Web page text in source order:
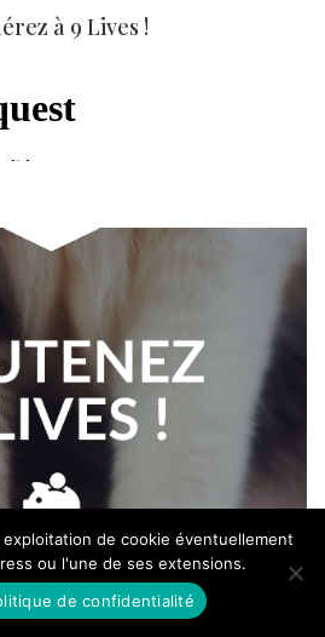
à 9 Lives !
de cookie éventuellement
ou l'une de ses extensions.
de confidentialité